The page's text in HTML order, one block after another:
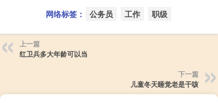
网络标签： 公务员 工作 职级
上一篇
红卫兵多大年龄可以当
下一篇
儿童冬天睡觉老是干咳